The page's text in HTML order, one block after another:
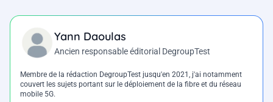
Yann Daoulas
Ancien responsable éditorial DegroupTest
Membre de la rédaction DegroupTest jusqu'en 2021, j'ai notamment
couvert les sujets portant sur le déploiement de la fibre et du réseau
mobile 5G.